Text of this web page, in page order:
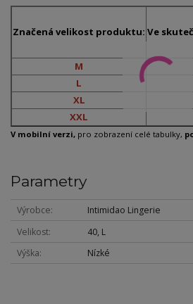
Značená velikost produktu: Ve
M
L
XL
XXL
V mobilní verzi, pro zobrazení celé tabulky,
Parametry
Výrobce
Intimidao Lingerie
Velikost
40, L
Výška
Nízké